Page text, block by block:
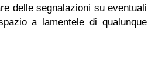
delle segnalazioni su eventuali
a lamentele di qualunque